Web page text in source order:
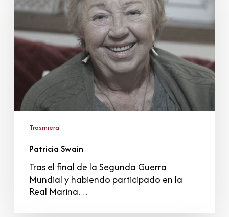
Trasmiera
Patricia Swain
Tras el final de la Segunda Guerra
Mundial y habiendo participado en la
Real Marina…